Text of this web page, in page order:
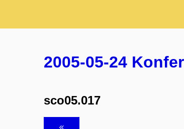
2005-05-24
sco05.017